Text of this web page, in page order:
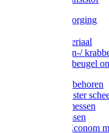
Klauwverzorging
Injectiemateriaal
Hoefmessen-/
Hoefbekapbeugel
Messen toebehoren
Moser & Oster
Hauptner messen
Liscop messen
Aesculap/Econom